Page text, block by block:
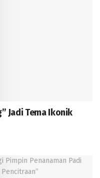
Jadi Tema Ikonik